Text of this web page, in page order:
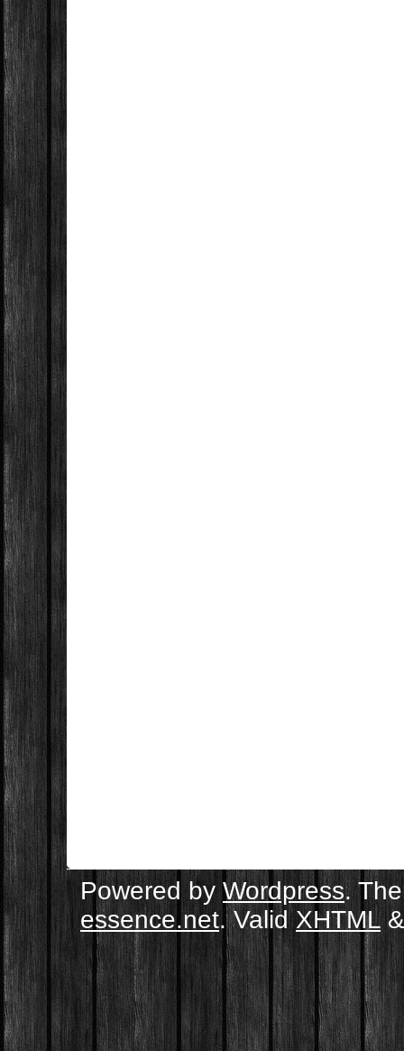
Powered byWordpress.
essence.net. ValidXHTML